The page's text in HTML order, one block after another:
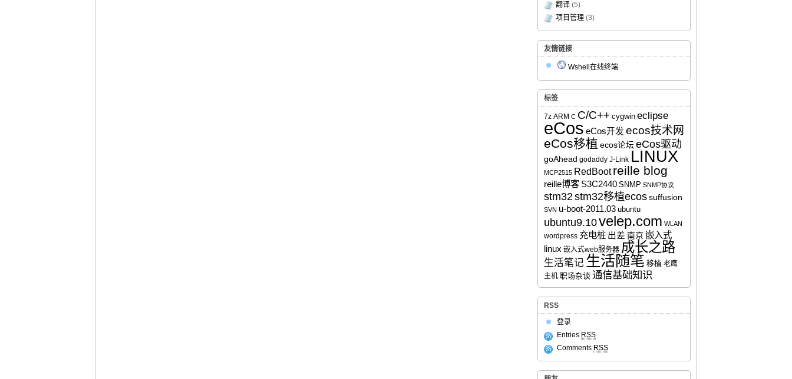
翻译 (5)
项目管理 (3)
友情链接
Wshell在线终端
标签
7z ARM C C/C++ cygwin eclipse
eCos eCos开发 ecos技术网
eCos移植 ecos论坛 eCos驱动
goAhead godaddy J-Link LINUX
MCP2515 RedBoot reille blog
reille博客 S3C2440 SNMP SNMP协议
stm32stm32移植ecos suffusion
SVN u-boot-2011.03 ubuntu
ubuntu9.10velep.com WLAN
wordpress 充电桩 出差 南京 嵌入式
linux 嵌入式web服务器 成长之路
生活笔记 生活随笔 移植 老鹰
主机 职场杂谈 通信基础知识
RSS
登录
Entries RSS
Comments RSS